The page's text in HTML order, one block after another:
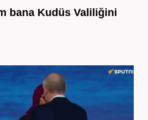
bana Kudüs Valiliğini